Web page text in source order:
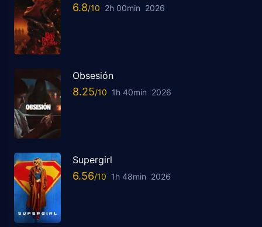
6.8 2h 00min 2026
Obsesión
8.25 1h 40min 2026
Supergirl
6.56 1h 48min 2026